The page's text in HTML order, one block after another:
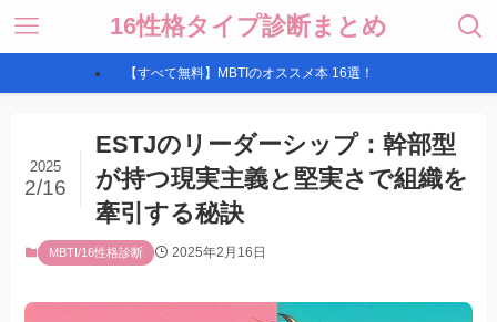
16性格タイプ診断まとめ
【すべて無料】MBTIのオススメ本 16選！
ESTJのリーダーシップ：幹部型
が持つ現実主義と堅実さで組織を
牽引する秘訣
2025
2/16
MBTI/16性格診断 2025年2月16日